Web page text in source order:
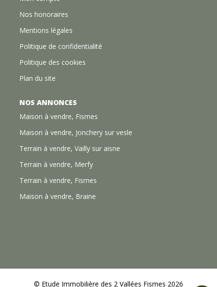
Nos honoraires
Mentions légales
Politique de confidentialité
Politique des cookies
Plan du site
NOS ANNONCES
Maison à vendre, Fismes
Maison à vendre, Jonchery sur vesle
Terrain à vendre, Vailly sur aisne
Terrain à vendre, Merfy
Terrain à vendre, Fismes
Maison à vendre, Braine
© Etude Immobilière des 2 Vallées Fismes 2026